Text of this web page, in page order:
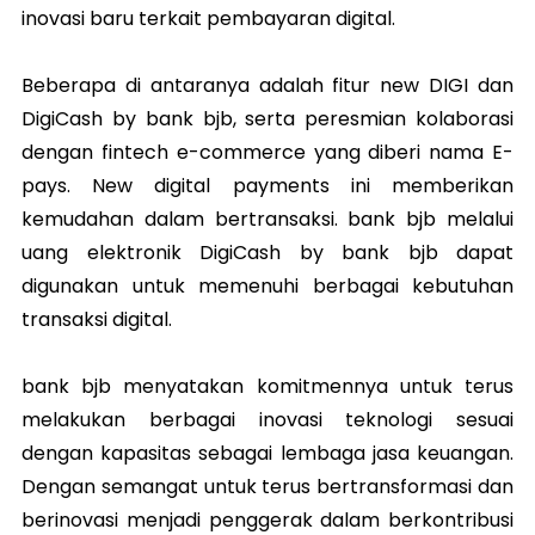
inovasi baru terkait pembayaran digital.
Beberapa di antaranya adalah fitur new DIGI dan
DigiCash by bank bjb, serta peresmian kolaborasi
dengan fintech e-commerce yang diberi nama E-
pays. New digital payments ini memberikan
kemudahan dalam bertransaksi. bank bjb melalui
uang elektronik DigiCash by bank bjb dapat
digunakan untuk memenuhi berbagai kebutuhan
transaksi digital.
bank bjb menyatakan komitmennya untuk terus
melakukan berbagai inovasi teknologi sesuai
dengan kapasitas sebagai lembaga jasa keuangan.
Dengan semangat untuk terus bertransformasi dan
berinovasi menjadi penggerak dalam berkontribusi